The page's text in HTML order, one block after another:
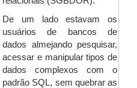
De um lado estavam os
usuários de bancos de
dados almejando pesquisar,
acessar e manipular tipos de
dados complexos com o
padrão SQL, sem quebrar as